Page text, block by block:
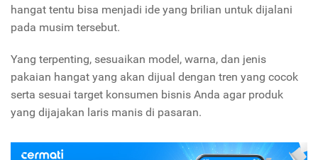
hangat tentu bisa menjadi ide yang brilian untuk dijalani
pada musim tersebut.
Yang terpenting, sesuaikan model, warna, dan jenis
pakaian hangat yang akan dijual dengan tren yang cocok
serta sesuai target konsumen bisnis Anda agar produk
yang dijajakan laris manis di pasaran.